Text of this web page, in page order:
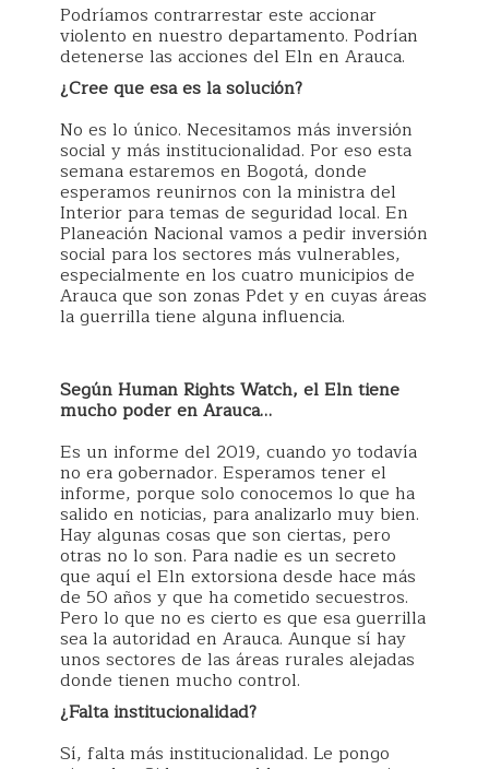
Podríamos contrarrestar este accionar
violento en nuestro departamento. Podrían
detenerse las acciones del Eln en Arauca.
¿Cree que esa es la solución?
No es lo único. Necesitamos más inversión
social y más institucionalidad. Por eso esta
semana estaremos en Bogotá, donde
esperamos reunirnos con la ministra del
Interior para temas de seguridad local. En
Planeación Nacional vamos a pedir inversión
social para los sectores más vulnerables,
especialmente en los cuatro municipios de
Arauca que son zonas Pdet y en cuyas áreas
la guerrilla tiene alguna influencia.
Según Human Rights Watch, el Eln tiene
mucho poder en Arauca…
Es un informe del 2019, cuando yo todavía
no era gobernador. Esperamos tener el
informe, porque solo conocemos lo que ha
salido en noticias, para analizarlo muy bien.
Hay algunas cosas que son ciertas, pero
otras no lo son. Para nadie es un secreto
que aquí el Eln extorsiona desde hace más
de 50 años y que ha cometido secuestros.
Pero lo que no es cierto es que esa guerrilla
sea la autoridad en Arauca. Aunque sí hay
unos sectores de las áreas rurales alejadas
donde tienen mucho control.
¿Falta institucionalidad?
Sí, falta más institucionalidad. Le pongo